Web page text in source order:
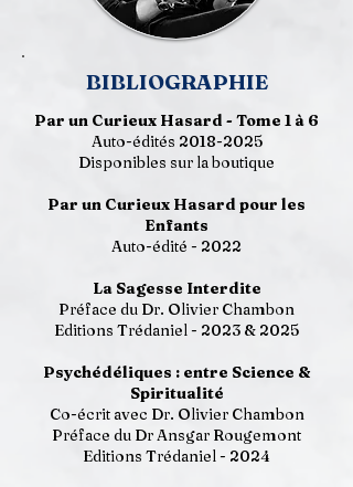
BIBLIOGRAPHIE
Par un Curieux Hasard - Tome 1 à 6
Auto-édités 2018-2025
Disponibles sur laboutique
Par un Curieux Hasard pour les
Enfants
Auto-édité - 2022
La Sagesse Interdite
Préface du Dr. Olivier Chambon
Editions Trédaniel - 2023 & 2025
Psychédéliques : entre Science &
Spiritualité
Co-écrit avec Dr. Olivier Chambon
Préface du Dr Ansgar Rougemont
Editions Trédaniel - 2024